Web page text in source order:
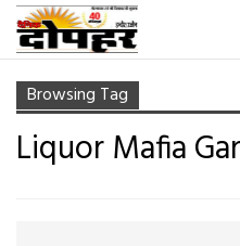
Browsing Tag
Liquor Mafia